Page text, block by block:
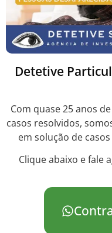
Detetive
Com quase 25 anos
casos resolvidos,
em solução de
Clique abaixo e fale